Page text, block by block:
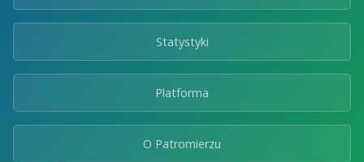
Statystyki
Platforma
O Patromierzu